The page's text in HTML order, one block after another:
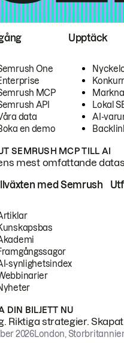
One
MCP
API
data
en demo
Upptäck
Lokal
AI-
SEMRUSH MCP TILL AI
mest omfattande
med Semrush
synlighetsindex
DIN BILJETT NU
Riktiga strategier.
2026London,